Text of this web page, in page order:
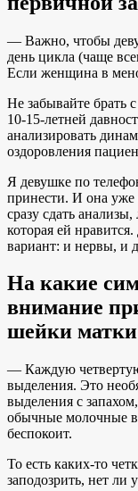
— Важно, чтобы
день цикла (чаще
Если женщина в
Не забывайте брать
10-15-летней
анализировать
оздоровления
Я девушке по
принести. И она уже
сразу сдать
которая ей
вариант: и нервы, и
На какие
внимание
шейки
— Каждую
выделения. Это
выделения с
обычные молочные
беспокоит.
То есть каких-то
заподозрить, нет ли